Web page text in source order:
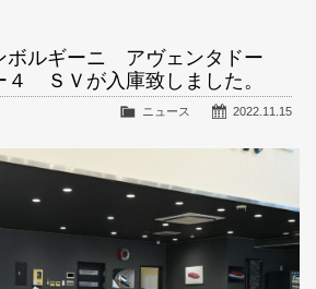
ルギーニ アヴェンタドー
ＳＶが入庫致しました。
2022.11.15
ニュース